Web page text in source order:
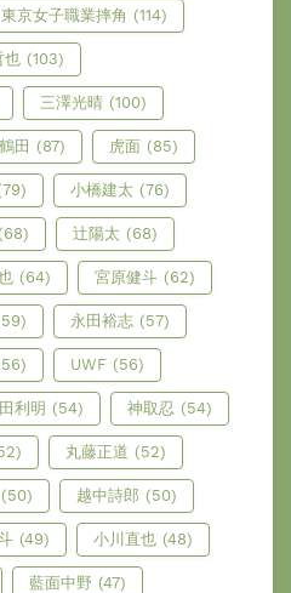
東京女子職業摔角 (114)
也 (103)
三澤光晴 (100)
田 (87) 虎面 (85)
小橋建太 (76)
辻陽太 (68)
(64) 宮原健斗 (62)
永田裕志 (57)
UWF (56)
利明 (54) 神取忍 (54)
丸藤正道 (52)
(50) 越中詩郎 (50)
(49) 小川直也 (48)
藍面中野 (47)